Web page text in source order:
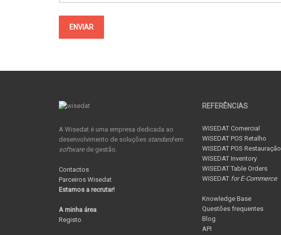
A Wisedat é uma empresa dedicada ao
desenvolvimento de soluções standardem
softwarede gestão.
Contactos
Parceiros Wisedat
Estamos a recrutar!
A minha área
Registo
REFERÊNCIAS
WISEDAT Comercial
WISEDAT POS Retalho
WISEDAT POS Restauração
WISEDAT Inventory
WISEDAT Table Orders
WISEDAT for E-Commerce
Knowledge Base
Questões frequentes
Blog
API